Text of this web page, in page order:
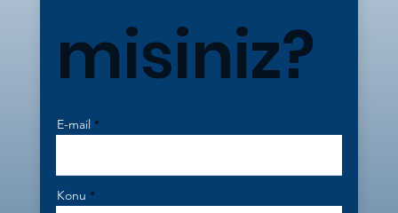
misiniz?
E-mail
Konu